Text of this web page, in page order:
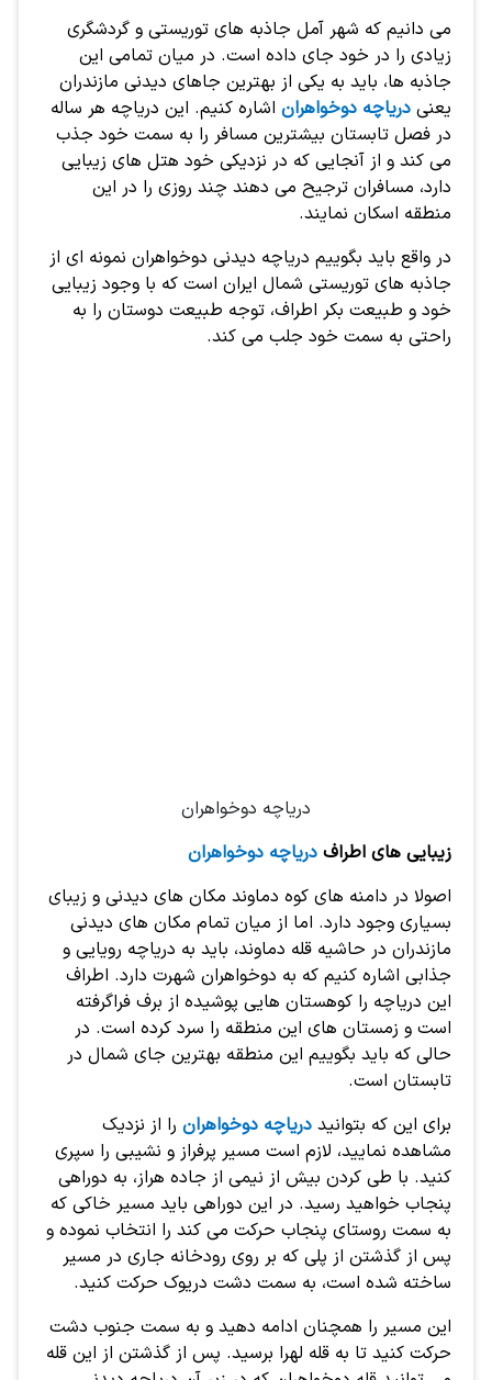
می دانیم که شهر آمل جاذبه های توریستی و گردشگری
زیادی را در خود جای داده است. در میان تمامی این
جاذبه ها، باید به یکی از بهترین جاهای دیدنی مازندران
یعنی دریاچه دوخواهران اشاره کنیم. این دریاچه هر ساله
در فصل تابستان بیشترین مسافر را به سمت خود جذب
می کند و از آنجایی که در نزدیکی خود هتل های زیبایی
دارد، مسافران ترجیح می دهند چند روزی را در این
منطقه اسکان نمایند.
در واقع باید بگوییم دریاچه دیدنی دوخواهران نمونه ای از
جاذبه های توریستی شمال ایران است که با وجود زیبایی
خود و طبیعت بکر اطراف، توجه طبیعت دوستان را به
راحتی به سمت خود جلب می کند.
دریاچه دوخواهران
زیبایی های اطراف دریاچه دوخواهران
اصولا در دامنه های کوه دماوند مکان های دیدنی و زیبای
بسیاری وجود دارد. اما از میان تمام مکان های دیدنی
مازندران در حاشیه قله دماوند، باید به دریاچه رویایی و
جذابی اشاره کنیم که به دوخواهران شهرت دارد. اطراف
این دریاچه را کوهستان هایی پوشیده از برف فراگرفته
است و زمستان های این منطقه را سرد کرده است. در
حالی که باید بگوییم این منطقه بهترین جای شمال در
تابستان است.
برای این که بتوانید دریاچه دوخواهران را از نزدیک
مشاهده نمایید، لازم است مسیر پرفراز و نشیبی را سپری
کنید. با طی کردن بیش از نیمی از جاده هراز، به دوراهی
پنجاب خواهید رسید. در این دوراهی باید مسیر خاکی که
به سمت روستای پنجاب حرکت می کند را انتخاب نموده و
پس از گذشتن از پلی که بر روی رودخانه جاری در مسیر
ساخته شده است، به سمت دشت دریوک حرکت کنید.
این مسیر را همچنان ادامه دهید و به سمت جنوب دشت
حرکت کنید تا به قله لهرا برسید. پس از گذشتن از این قله